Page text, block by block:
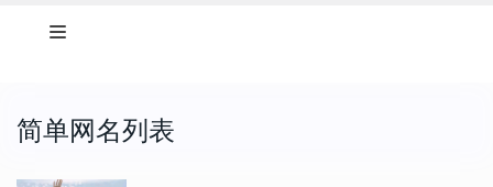
简单网名列表